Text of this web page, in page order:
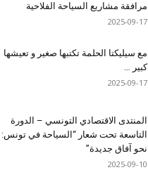
مرافقة مشاريع السياحة الفلاحية
2025-09-17
مع سيليكتا الحلمة تكتبها صغير و تعيشها
كبير …
2025-09-17
المنتدى الاقتصادي التونسي – الدورة
التاسعة تحت شعار “السياحة في تونس:
نحو آفاق جديدة”
2025-09-10